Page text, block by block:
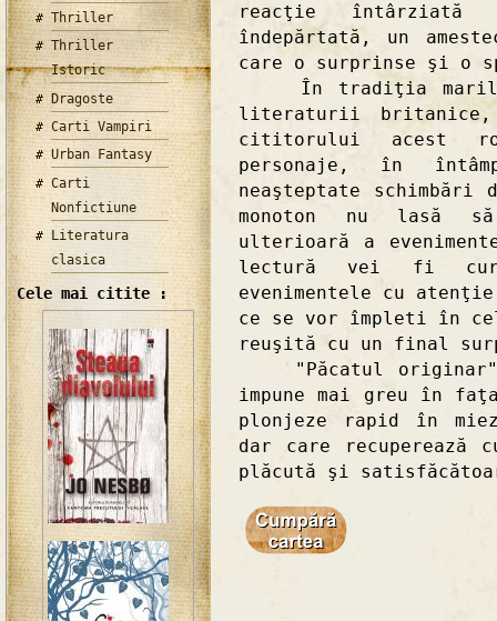
Thriller
Thriller
Istoric
Dragoste
Carti Vampiri
Urban Fantasy
Carti
Nonfictiune
Literatura
clasica
Cele mai citite :
reacţie întârziată
îndepărtată, un
care o surprinse şi o
În tradiţia marilor
literaturii britanice,
cititorului acest
personaje, în
neaşteptate
monoton nu lasă
ulterioară a
lectură vei fi
evenimentele cu
ce se vor împleti în
reuşită cu un final
"Păcatul originar"
impune mai greu în
plonjeze rapid în
dar care
plăcută şi